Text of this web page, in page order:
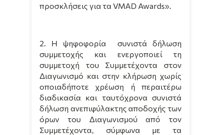
προσκλήσεις για τα VMAD Awards».
2. Η ψηφοφορία
συνιστά δήλωση
συμμετοχής και ενεργοποιεί τη
συμμετοχή του Συμμετέχοντα στον
Διαγωνισμό και στην κλήρωση χωρίς
οποιαδήποτε χρέωση ή περαιτέρω
διαδικασία και ταυτόχρονα συνιστά
δήλωση ανεπιφύλακτης αποδοχής των
όρων του Διαγωνισμού από τον
Συμμετέχοντα, σύμφωνα με τα